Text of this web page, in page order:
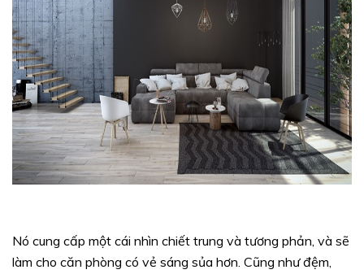
Nó cung cấp một cái nhìn chiết trung và tương phản, và sẽ
làm cho căn phòng có vẻ sáng sủa hơn. Cũng như đệm,